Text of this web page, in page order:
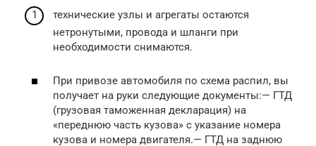
технические узлы и агрегаты остаются
нетронутыми, провода и шланги при
необходимости снимаются.
При привозе автомобиля по схема распил, вы
получает на руки следующие документы:— ГТД
(грузовая таможенная декларация) на
«переднюю часть кузова» с указание номера
кузова и номера двигателя.— ГТД на заднюю